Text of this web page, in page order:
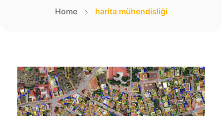
Home harita mühendisliği